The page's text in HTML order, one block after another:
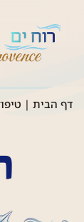
דף הבית |